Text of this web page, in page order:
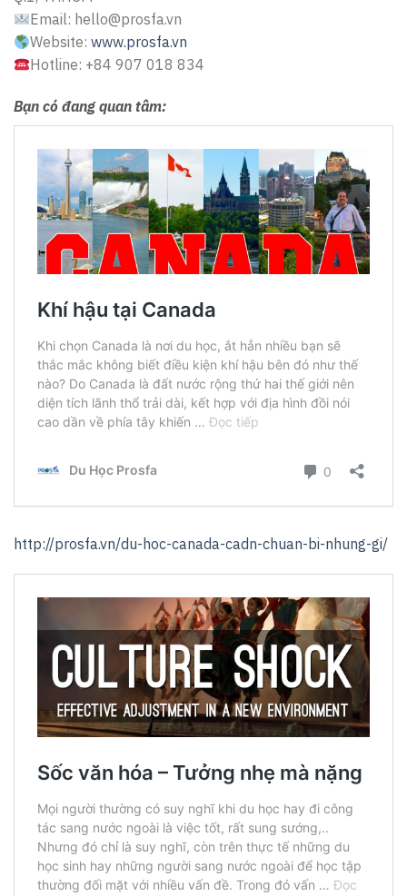
Email: hello@prosfa.vn
Website:www.prosfa.vn
Hotline: +84 907 018 834
Bạn có đang quan tâm:
http://prosfa.vn/du-hoc-canada-cadn-chuan-bi-nhung-gi/